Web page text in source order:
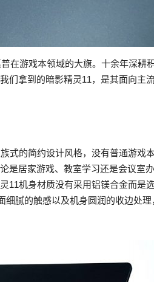
在游戏本领域的大旗。十余年深耕
们拿到的暗影精灵11，是其面向主
式的简约设计风格，没有普通游戏
是居家游戏、教室学习还是会议室
11机身材质没有采用铝镁合金而是
细腻的触感以及机身圆润的收边处